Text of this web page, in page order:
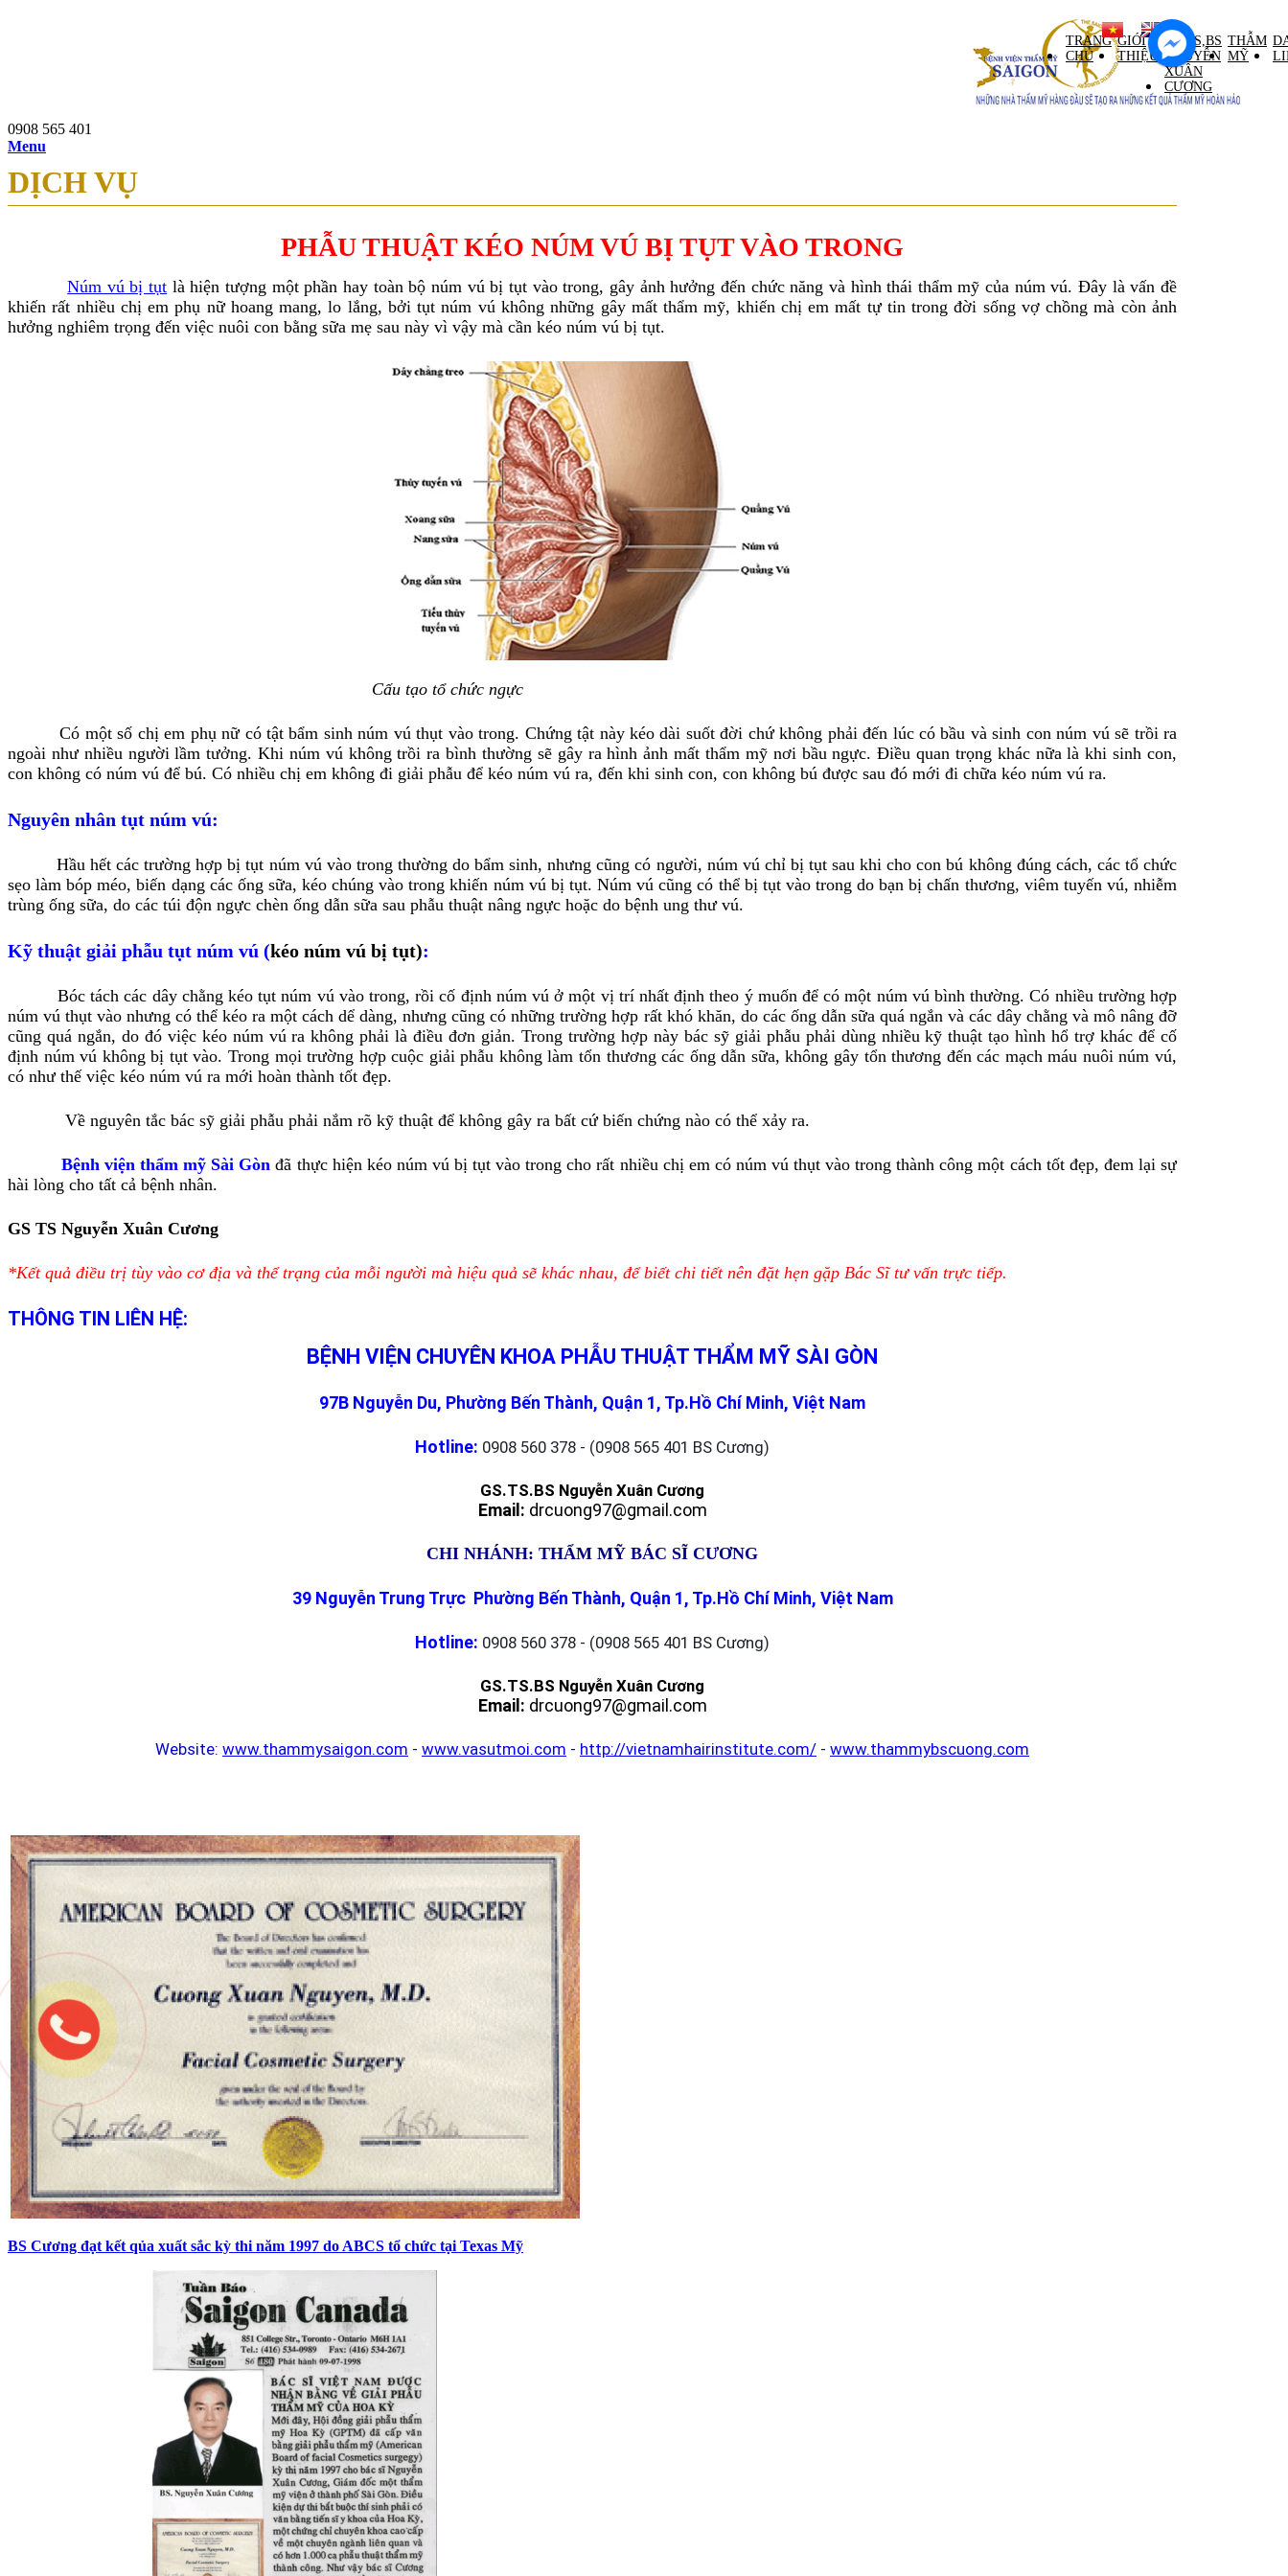
TRANG
CHỦ
GIỚI
THIỆU
GS,TS,BS
NGUYỄN
XUÂN
CƯƠNG
THẪM
MỸ
0908 565 401
Menu
DỊCH VỤ
PHẪU THUẬT KÉO NÚM VÚ BỊ TỤT VÀO TRONG
Núm vú bị tụt là hiện tượng một phần hay toàn bộ núm vú bị tụt vào trong, gây ảnh hưởng đến chức năng và hình thái thẩm mỹ của núm vú. Đây là vấn đề
khiến rất nhiều chị em phụ nữ hoang mang, lo lắng, bởi tụt núm vú không những gây mất thẩm mỹ, khiến chị em mất tự tin trong đời sống vợ chồng mà còn ảnh
hưởng nghiêm trọng đến việc nuôi con bằng sữa mẹ sau này vì vậy mà cần kéo núm vú bị tụt.
Cấu tạo tổ chức ngực
Có một số chị em phụ nữ có tật bẩm sinh núm vú thụt vào trong. Chứng tật này kéo dài suốt đời chứ không phải đến lúc có bầu và sinh con núm vú sẽ trồi ra
ngoài như nhiều người lầm tưởng. Khi núm vú không trồi ra bình thường sẽ gây ra hình ảnh mất thẩm mỹ nơi bầu ngực. Điều quan trọng khác nữa là khi sinh con,
con không có núm vú để bú. Có nhiều chị em không đi giải phẫu để kéo núm vú ra, đến khi sinh con, con không bú được sau đó mới đi chữa kéo núm vú ra.
Nguyên nhân tụt núm vú:
Hầu hết các trường hợp bị tụt núm vú vào trong thường do bẩm sinh, nhưng cũng có người, núm vú chỉ bị tụt sau khi cho con bú không đúng cách, các tổ chức
sẹo làm bóp méo, biến dạng các ống sữa, kéo chúng vào trong khiến núm vú bị tụt. Núm vú cũng có thể bị tụt vào trong do bạn bị chấn thương, viêm tuyến vú, nhiễm
trùng ống sữa, do các túi độn ngực chèn ống dẫn sữa sau phẫu thuật nâng ngực hoặc do bệnh ung thư vú.
Kỹ thuật giải phẫu tụt núm vú (kéo núm vú bị tụt):
Bóc tách các dây chằng kéo tụt núm vú vào trong, rồi cố định núm vú ở một vị trí nhất định theo ý muốn để có một núm vú bình thường. Có nhiều trường hợp
núm vú thụt vào nhưng có thể kéo ra một cách dể dàng, nhưng cũng có những trường hợp rất khó khăn, do các ống dẫn sữa quá ngắn và các dây chằng và mô nâng đỡ
cũng quá ngắn, do đó việc kéo núm vú ra không phải là điều đơn giản. Trong trường hợp này bác sỹ giải phẫu phải dùng nhiều kỹ thuật tạo hình hổ trợ khác để cố
định núm vú không bị tụt vào. Trong mọi trường hợp cuộc giải phẫu không làm tổn thương các ống dẫn sữa, không gây tổn thương đến các mạch máu nuôi núm vú,
có như thế việc kéo núm vú ra mới hoàn thành tốt đẹp.
Về nguyên tắc bác sỹ giải phẫu phải nắm rõ kỹ thuật để không gây ra bất cứ biến chứng nào có thể xảy ra.
Bệnh viện thẩm mỹ Sài Gòn đã thực hiện kéo núm vú bị tụt vào trong cho rất nhiều chị em có núm vú thụt vào trong thành công một cách tốt đẹp, đem lại sự
hài lòng cho tất cả bệnh nhân.
GS TS Nguyễn Xuân Cương
*Kết quả điều trị tùy vào cơ địa và thể trạng của mỗi người mà hiệu quả sẽ khác nhau, để biết chi tiết nên đặt hẹn gặp Bác Sĩ tư vấn trực tiếp.
THÔNG TIN LIÊN HỆ:
BỆNH VIỆN CHUYÊN KHOA PHẪU THUẬT THẨM MỸ SÀI GÒN
97B Nguyễn Du, Phường Bến Thành, Quận 1, Tp.Hồ Chí Minh, Việt Nam
Hotline: 0908 560 378 - (0908 565 401 BS Cương)
GS.TS.BS Nguyễn Xuân Cương
Email: drcuong97@gmail.com
CHI NHÁNH: THẨM MỸ BÁC SĨ CƯƠNG
39 Nguyễn Trung Trực Phường Bến Thành, Quận 1, Tp.Hồ Chí Minh, Việt Nam
Hotline: 0908 560 378 - (0908 565 401 BS Cương)
GS.TS.BS Nguyễn Xuân Cương
Email: drcuong97@gmail.com
Website: www.thammysaigon.com - www.vasutmoi.com - http://vietnamhairinstitute.com/ - www.thammybscuong.com
BS Cương đạt kết qủa xuất sắc kỳ thi năm 1997 do ABCS tổ chức tại Texas Mỹ